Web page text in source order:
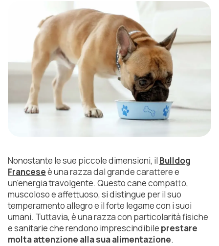
Nonostante le sue piccole dimensioni, il Bulldog
Franceseè una razza dal grande carattere e
un'energia travolgente. Questo canecompatto,
muscoloso e affettuoso, si distingue per il suo
temperamento allegro e il forte legame con i suoi
umani. Tuttavia, è una razza con particolarità fisiche
e sanitarie che rendono imprescindibile prestare
molta attenzione alla sua alimentazione.